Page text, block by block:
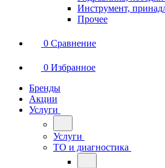
Инструмент,
Прочее
0 Сравнение
0 Избранное
Бренды
Акции
Услуги
Услуги
ТО и диагностика